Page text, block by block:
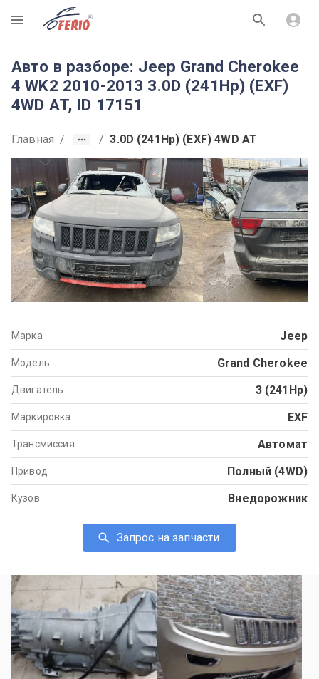
R
Авто в разборе: Jeep Grand Cherokee
4 WK2 2010-2013 3.0D (241Hp) (EXF)
4WD AT, ID 17151
Главная / / 3.0D (241Hp) (EXF) 4WD AT
Марка Jeep
Модель Grand Cherokee
Двигатель 3 (241Hp)
Маркировка EXF
Трансмиссия Автомат
Привод Полный (4WD)
Кузов Внедорожник
Запрос на запчасти